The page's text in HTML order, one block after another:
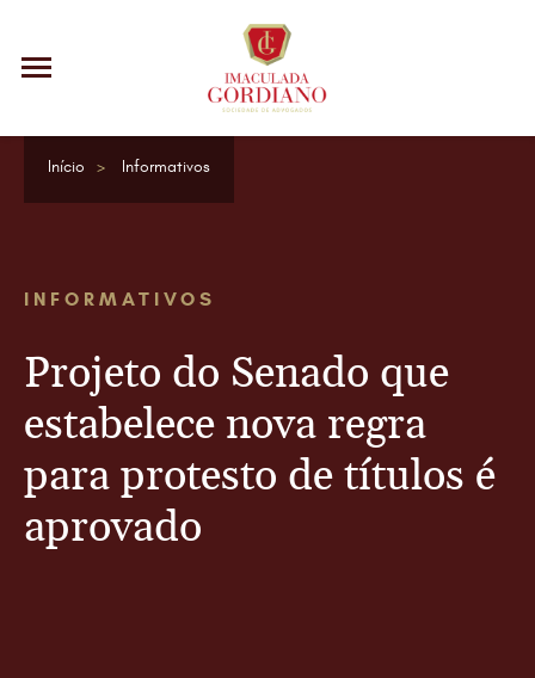
Início Informativos
INFORMATIVOS
Projeto do Senado que
estabelece nova regra
para protesto de títulos é
aprovado